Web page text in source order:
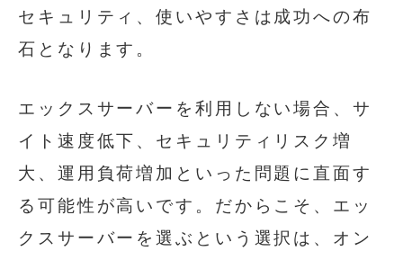
セキュリティ、使いやすさは成功への布
石となります。
エックスサーバーを利用しない場合、サ
イト速度低下、セキュリティリスク増
大、運用負荷増加といった問題に直面す
る可能性が高いです。だからこそ、エッ
クスサーバーを選ぶという選択は、オン